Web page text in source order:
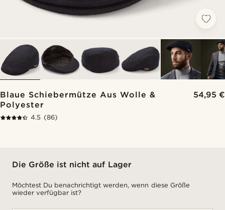
Blaue Schiebermütze Aus Wolle &
Polyester
54,95 €
4.5 (86)
Die Größe ist nicht auf Lager
Möchtest Du benachrichtigt werden, wenn diese Größe
wieder verfügbar ist?